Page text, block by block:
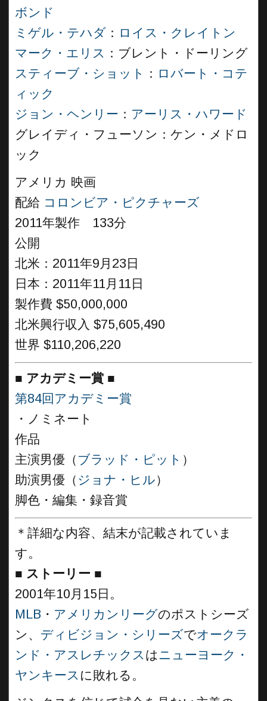
ボンド
ミゲル・テハダ ： ロイス・クレイトン
マーク・エリス ：ブレント・ドーリング
スティーブ・ショット
： ロバート・コテ
ィック
ジョン・ヘンリー ： アーリス・ハワード
グレイディ・フューソン：ケン・メドロ
ック
アメリカ 映画
配給 コロンビア・ピクチャーズ
2011年製作 133分
公開
北米：2011年9月23日
日本：2011年11月11日
製作費 $50,000,000
北米興行収入 $75,605,490
世界 $110,206,220
■ アカデミー賞 ■
第84回アカデミー賞
・ノミネート
作品
主演男優（ ブラッド・ピット ）
助演男優（ ジョナ・ヒル）
脚色・編集・録音賞
＊詳細な内容、結末が記載されていま
す。
■ ストーリー ■
2001年10月15日。
MLB ・ アメリカンリーグのポストシーズ
ン、 ディビジョン・シリーズでオークラ
ンド・アスレチックスはニューヨーク・
ヤンキース に敗れる。